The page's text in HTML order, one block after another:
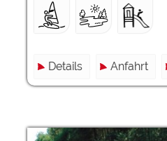
Details Anfahrt